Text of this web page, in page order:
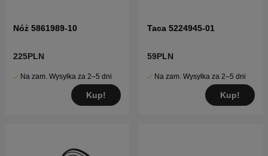
Nóż 5861989-10
225PLN
Na zam. Wysyłka za 2–5 dni
Kup!
Taca 5224945-01
59PLN
Na zam. Wysyłka za 2–5 dni
Kup!